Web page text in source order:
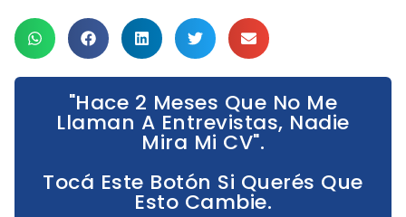
"Hace 2 Meses Que No Me
Llaman A Entrevistas, Nadie
Mira Mi CV".
Tocá Este Botón Si Querés Que
Esto Cambie.